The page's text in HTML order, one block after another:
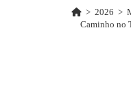
> 2026 >
Caminho no